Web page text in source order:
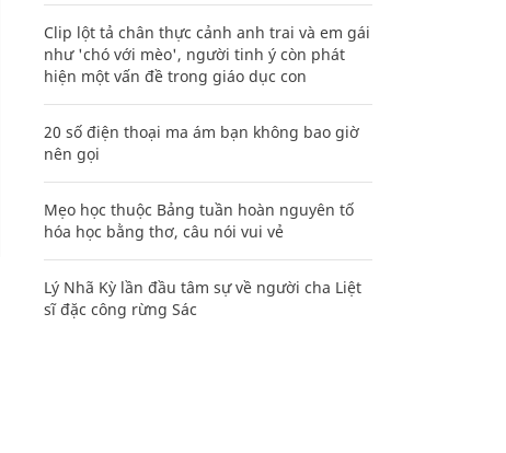
Clip lột tả chân thực cảnh anh trai và em gái
như 'chó với mèo', người tinh ý còn phát
hiện một vấn đề trong giáo dục con
20 số điện thoại ma ám bạn không bao giờ
nên gọi
Mẹo học thuộc Bảng tuần hoàn nguyên tố
hóa học bằng thơ, câu nói vui vẻ
Lý Nhã Kỳ lần đầu tâm sự về người cha Liệt
sĩ đặc công rừng Sác